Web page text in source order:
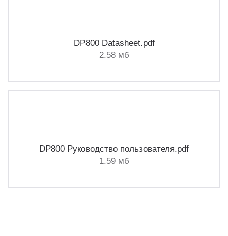
DP800 Datasheet.pdf
2.58 мб
DP800 Руководство пользователя.pdf
1.59 мб